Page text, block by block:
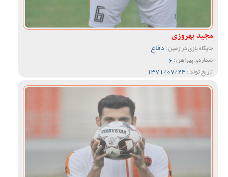
مجید بهروزی
جایگاه بازی در زمین :دفاع
شماره‌ی پیراهن :6
تاریخ تولد :1371/07/24